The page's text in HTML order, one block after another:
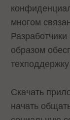
многом
Разработчики
образом
Скачать
начать